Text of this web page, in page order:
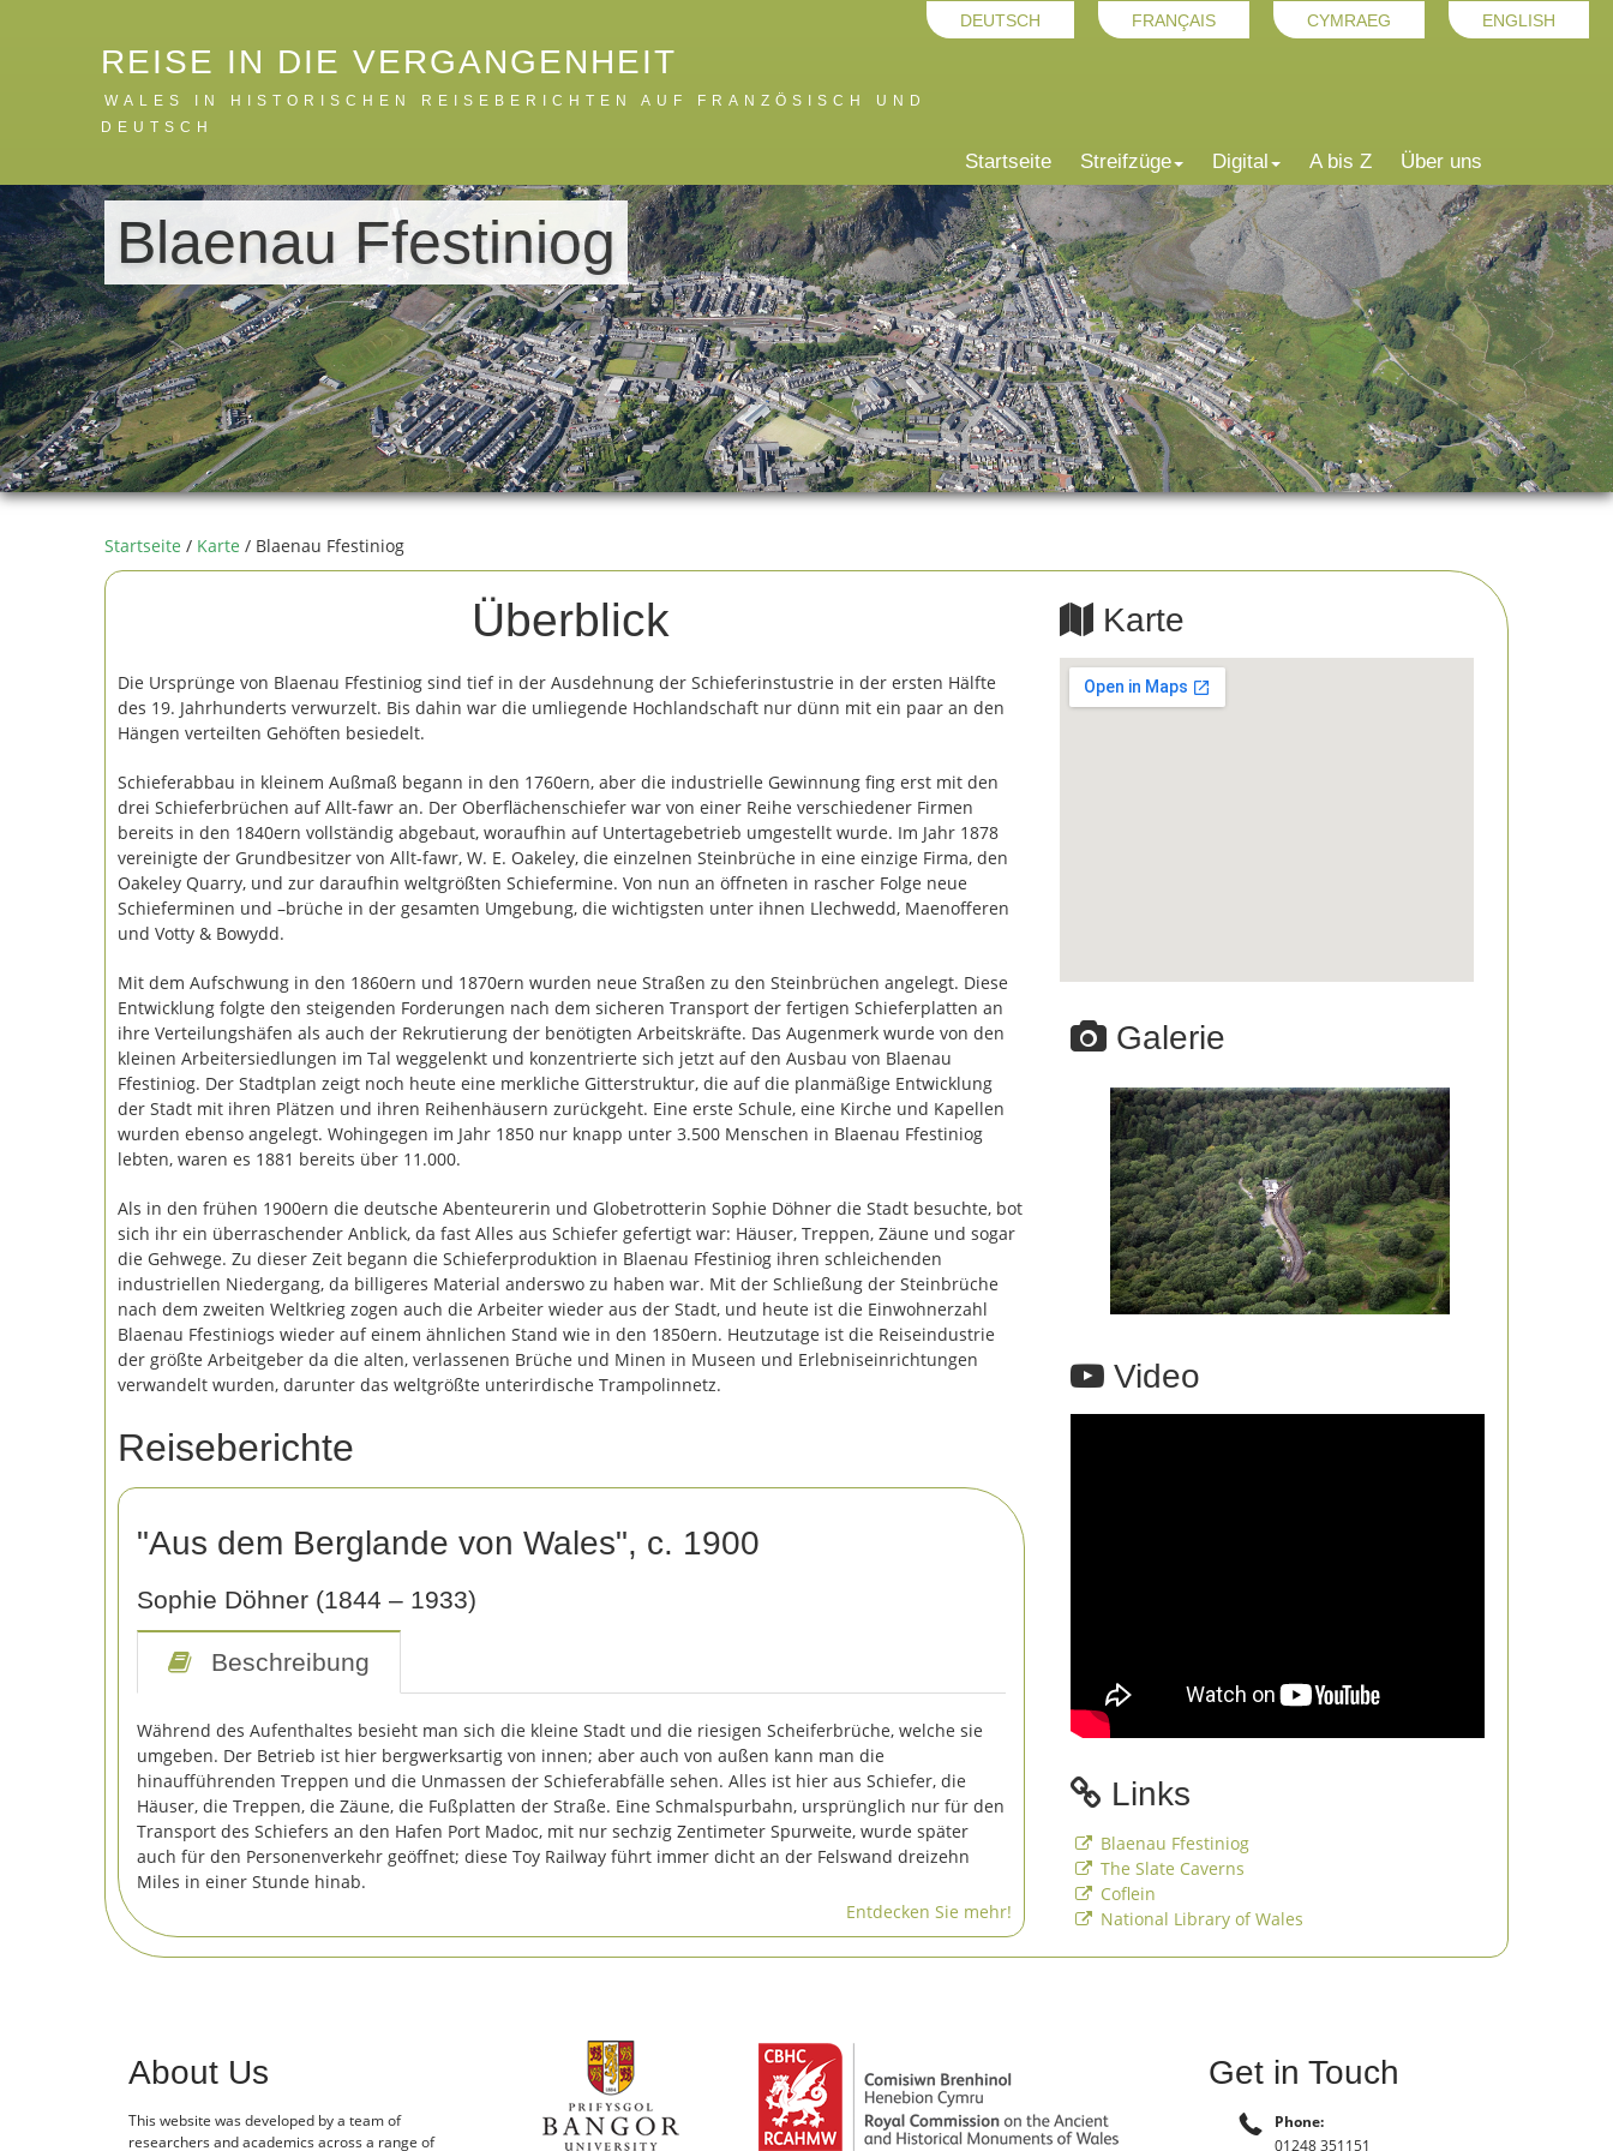
ENGLISH
CYMRAEG
FRANÇAIS
DEUTSCH
REISE IN DIE VERGANGENHEIT
WALES IN HISTORISCHEN REISEBERICHTEN AUF FRANZÖSISCH UND
DEUTSCH
Startseite Streifzüge Digital A bis Z Über uns
Blaenau Ffestiniog
Startseite / Karte / Blaenau Ffestiniog
Überblick
Die Ursprünge von Blaenau Ffestiniog sind tief in der Ausdehnung der Schieferinstustrie in der ersten Hälfte
des 19. Jahrhunderts verwurzelt. Bis dahin war die umliegende Hochlandschaft nur dünn mit ein paar an den
Hängen verteilten Gehöften besiedelt.
Schieferabbau in kleinem Außmaß begann in den 1760ern, aber die industrielle Gewinnung fing erst mit den
drei Schieferbrüchen auf Allt-fawr an. Der Oberflächenschiefer war von einer Reihe verschiedener Firmen
bereits in den 1840ern vollständig abgebaut, woraufhin auf Untertagebetrieb umgestellt wurde. Im Jahr 1878
vereinigte der Grundbesitzer von Allt-fawr, W. E. Oakeley, die einzelnen Steinbrüche in eine einzige Firma, den
Oakeley Quarry, und zur daraufhin weltgrößten Schiefermine. Von nun an öffneten in rascher Folge neue
Schieferminen und –brüche in der gesamten Umgebung, die wichtigsten unter ihnen Llechwedd, Maenofferen
und Votty & Bowydd.
Mit dem Aufschwung in den 1860ern und 1870ern wurden neue Straßen zu den Steinbrüchen angelegt. Diese
Entwicklung folgte den steigenden Forderungen nach dem sicheren Transport der fertigen Schieferplatten an
ihre Verteilungshäfen als auch der Rekrutierung der benötigten Arbeitskräfte. Das Augenmerk wurde von den
kleinen Arbeitersiedlungen im Tal weggelenkt und konzentrierte sich jetzt auf den Ausbau von Blaenau
Ffestiniog. Der Stadtplan zeigt noch heute eine merkliche Gitterstruktur, die auf die planmäßige Entwicklung
der Stadt mit ihren Plätzen und ihren Reihenhäusern zurückgeht. Eine erste Schule, eine Kirche und Kapellen
wurden ebenso angelegt. Wohingegen im Jahr 1850 nur knapp unter 3.500 Menschen in Blaenau Ffestiniog
lebten, waren es 1881 bereits über 11.000.
Als in den frühen 1900ern die deutsche Abenteurerin und Globetrotterin Sophie Döhner die Stadt besuchte, bot
sich ihr ein überraschender Anblick, da fast Alles aus Schiefer gefertigt war: Häuser, Treppen, Zäune und sogar
die Gehwege. Zu dieser Zeit begann die Schieferproduktion in Blaenau Ffestiniog ihren schleichenden
industriellen Niedergang, da billigeres Material anderswo zu haben war. Mit der Schließung der Steinbrüche
nach dem zweiten Weltkrieg zogen auch die Arbeiter wieder aus der Stadt, und heute ist die Einwohnerzahl
Blaenau Ffestiniogs wieder auf einem ähnlichen Stand wie in den 1850ern. Heutzutage ist die Reiseindustrie
der größte Arbeitgeber da die alten, verlassenen Brüche und Minen in Museen und Erlebniseinrichtungen
verwandelt wurden, darunter das weltgrößte unterirdische Trampolinnetz.
Reiseberichte
"Aus dem Berglande von Wales", c. 1900
Sophie Döhner (1844 – 1933)
Beschreibung
Während des Aufenthaltes besieht man sich die kleine Stadt und die riesigen Scheiferbrüche, welche sie
umgeben. Der Betrieb ist hier bergwerksartig von innen; aber auch von außen kann man die
hinaufführenden Treppen und die Unmassen der Schieferabfälle sehen. Alles ist hier aus Schiefer, die
Häuser, die Treppen, die Zäune, die Fußplatten der Straße. Eine Schmalspurbahn, ursprünglich nur für den
Transport des Schiefers an den Hafen Port Madoc, mit nur sechzig Zentimeter Spurweite, wurde später
auch für den Personenverkehr geöffnet; diese Toy Railway führt immer dicht an der Felswand dreizehn
Miles in einer Stunde hinab.
Entdecken Sie mehr!
Karte
Galerie
Video
Links
Blaenau Ffestiniog
The Slate Caverns
Coflein
National Library of Wales
About Us
This website was developed by a team of
researchers and academics across a range of
Get in Touch
Phone:
01248 351151